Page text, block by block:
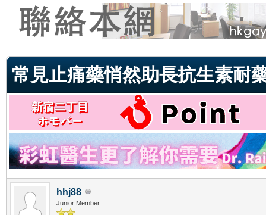
常見止痛藥悄然助長抗生素耐
hhj88
Junior Member